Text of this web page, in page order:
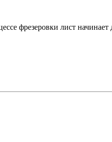
фрезеровки лист начинает